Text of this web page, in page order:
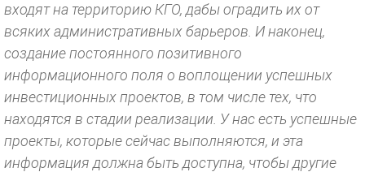
входят на территорию КГО, дабы оградить их от
всяких административных барьеров. И наконец,
создание постоянного позитивного
информационного поля о воплощении успешных
инвестиционных проектов, в том числе тех, что
находятся в стадии реализации. У нас есть успешные
проекты, которые сейчас выполняются, и эта
информация должна быть доступна, чтобы другие